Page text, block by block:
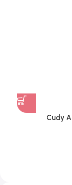
Cudy